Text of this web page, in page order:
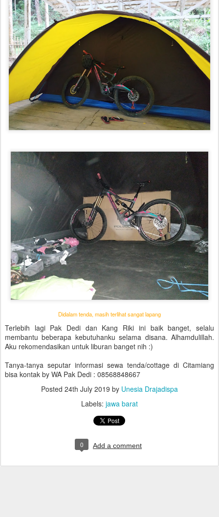
Didalam tenda, masih terlihat sangat lapang
Terlebih lagi Pak Dedi dan Kang Riki ini baik banget, selalu
membantu beberapa kebutuhanku selama disana. Alhamdulillah.
Aku rekomendasikan untuk liburan banget nih :)
Tanya-tanya seputar informasi sewa tenda/cottage di Citamiang
bisa kontak by WA Pak Dedi : 08568848667
Posted 24th July 2019 by Unesia Drajadispa
Labels: jawa barat
0 Add a comment